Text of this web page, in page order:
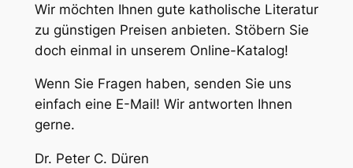
Wir möchten Ihnen gute katholische Literatur
zu günstigen Preisen anbieten. Stöbern Sie
doch einmal in unserem Online-Katalog!
Wenn Sie Fragen haben, senden Sie uns
einfach eine E-Mail! Wir antworten Ihnen
gerne.
Dr. Peter C. Düren